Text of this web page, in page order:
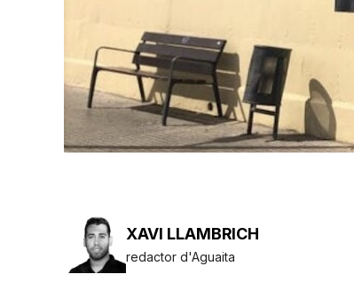
XAVI LLAMBRICH
redactor d'Aguaita